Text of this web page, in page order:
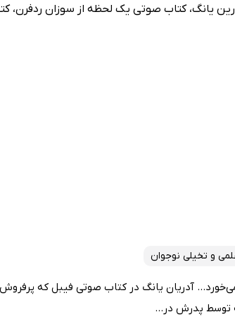
یانگ، کتاب صوتی یک لحظه از سوزان ردفرن،
و تخیلی نوجوان
آدریان یانگ در کتاب صوتی فیبل که
توسط پدرش در...